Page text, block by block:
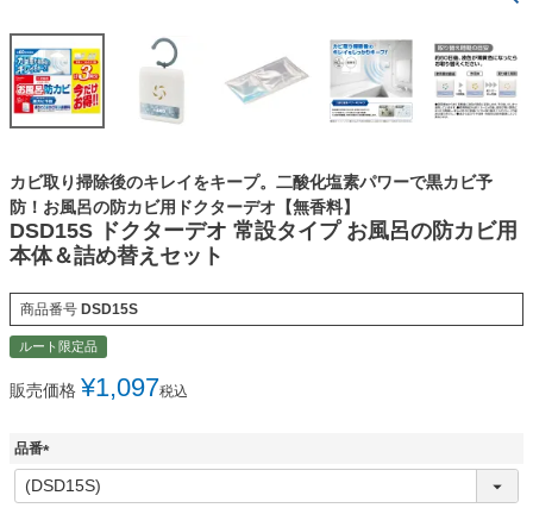
カビ取り掃除後のキレイをキープ。二酸化塩素パワーで黒カビ予
防！お風呂の防カビ用ドクターデオ【無香料】
DSD15S ドクターデオ 常設タイプ お風呂の防カビ用
本体＆詰め替えセット
商品番号 DSD15S
ルート限定品
販売価格 ¥1,097税込
品番
(
必